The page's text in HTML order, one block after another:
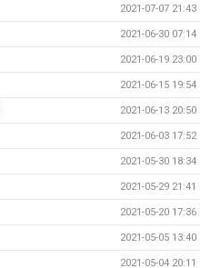
2021-07-07 21:43
2021-06-30 07:14
2021-06-19 23:00
2021-06-15 19:54
2021-06-13 20:50
2021-06-03 17:52
2021-05-30 18:34
2021-05-29 21:41
2021-05-20 17:36
2021-05-05 13:40
2021-05-04 20:11